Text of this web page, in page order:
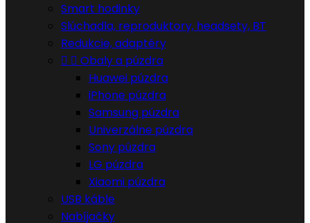
Smart hodinky
Slúchadla, reproduktory, headsety, BT
Redukcie, adaptéry
  Obaly a púzdra
Huawei púzdra
iPhone púzdra
Samsung púzdra
Univerzálne púzdra
Sony púzdra
LG púzdra
Xiaomi púzdra
USB káble
Nabíjačky